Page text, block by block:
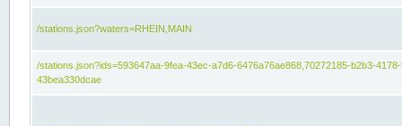
/stations.json?waters=RHEIN,MAIN
/stations.json?ids=593647aa-9fea-43ec-a7d6-6476a76ae868,70272185-b2b3-
43bea330dcae